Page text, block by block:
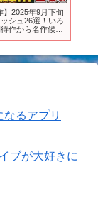
】2025年9月下旬
シュ26選！いろ
作から名作候補
るアプリ
ブが大好きに